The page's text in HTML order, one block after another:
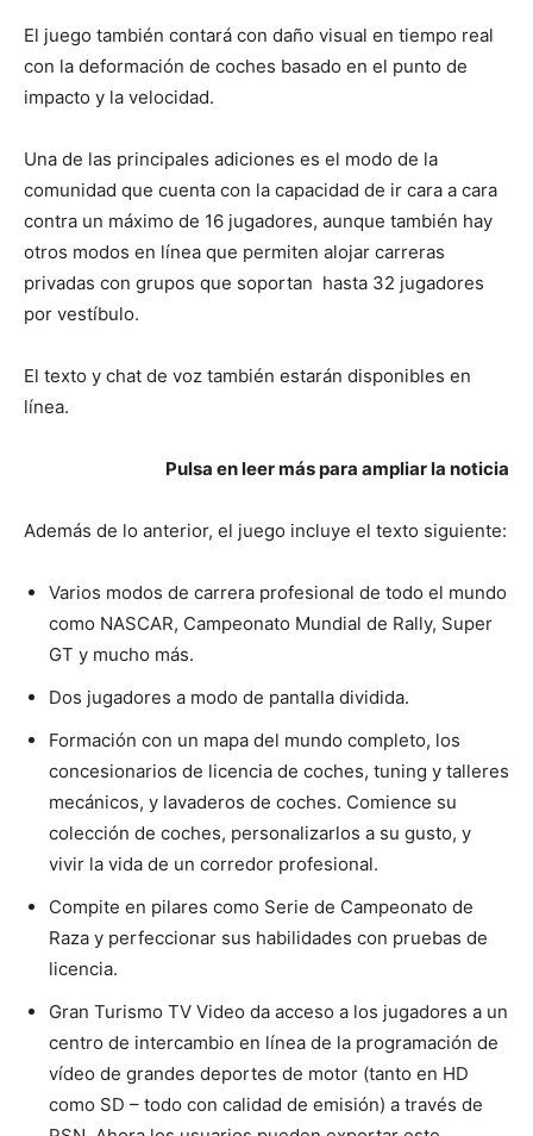
El juego también contará con daño visual en tiempo real
con la deformación de coches basado en el punto de
impacto y la velocidad.
Una de las principales adiciones es el modo de la
comunidad que cuenta con la capacidad de ir cara a cara
contra un máximo de 16 jugadores, aunque también hay
otros modos en línea que permiten alojar carreras
privadas con grupos que soportan hasta 32 jugadores
por vestíbulo.
El texto y chat de voz también estarán disponibles en
línea.
Pulsa en leer más para ampliar la noticia
Además de lo anterior, el juego incluye el texto siguiente:
Varios modos de carrera profesional de todo el mundo
como NASCAR, Campeonato Mundial de Rally, Super
GT y mucho más.
Dos jugadores a modo de pantalla dividida.
Formación con un mapa del mundo completo, los
concesionarios de licencia de coches, tuning y talleres
mecánicos, y lavaderos de coches. Comience su
colección de coches, personalizarlos a su gusto, y
vivir la vida de un corredor profesional.
Compite en pilares como Serie de Campeonato de
Raza y perfeccionar sus habilidades con pruebas de
licencia.
Gran Turismo TV Video da acceso a los jugadores a un
centro de intercambio en línea de la programación de
vídeo de grandes deportes de motor (tanto en HD
como SD – todo con calidad de emisión) a través de